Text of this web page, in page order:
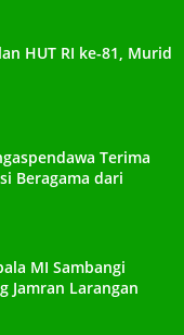
HUT RI ke-81, Murid
Terima
Beragama dari
MI Sambangi
Jamran Larangan